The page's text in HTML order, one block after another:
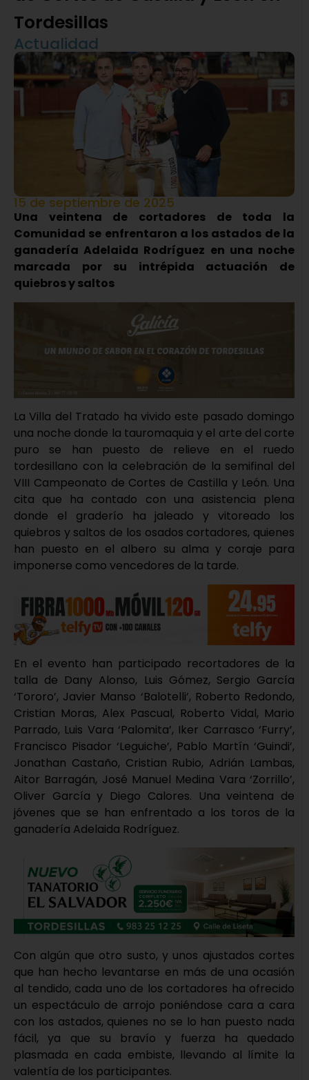
Tordesillas
Actualidad
15 de septiembre de 2025
Una veintena de cortadores de toda la
Comunidad se enfrentaron a los astados de la
ganadería Adelaida Rodríguez en una noche
marcada por su intrépida actuación de
quiebros y saltos
La Villa del Tratado ha vivido este pasado domingo
una noche donde la tauromaquia y el arte del corte
puro se han puesto de relieve en el ruedo
tordesillano con la celebración de la semifinal del
VIII Campeonato de Cortes de Castilla y León. Una
cita que ha contado con una asistencia plena
donde el graderío ha jaleado y vitoreado los
quiebros y saltos de los osados cortadores, quienes
han puesto en el albero su alma y coraje para
imponerse como vencedores de la tarde.
En el evento han participado recortadores de la
talla de Dany Alonso, Luis Gómez, Sergio García
‘Tororo’, Javier Manso ‘Balotelli’, Roberto Redondo,
Cristian Moras, Alex Pascual, Roberto Vidal, Mario
Parrado, Luis Vara ‘Palomita’, Iker Carrasco ‘Furry’,
Francisco Pisador ‘Leguiche’, Pablo Martín ‘Guindi’,
Jonathan Castaño, Cristian Rubio, Adrián Lambas,
Aitor Barragán, José Manuel Medina Vara ‘Zorrillo’,
Oliver García y Diego Calores. Una veintena de
jóvenes que se han enfrentado a los toros de la
ganadería Adelaida Rodríguez.
Con algún que otro susto, y unos ajustados cortes
que han hecho levantarse en más de una ocasión
al tendido, cada uno de los cortadores ha ofrecido
un espectáculo de arrojo poniéndose cara a cara
con los astados, quienes no se lo han puesto nada
fácil, ya que su bravío y fuerza ha quedado
plasmada en cada embiste, llevando al límite la
valentía de los participantes.